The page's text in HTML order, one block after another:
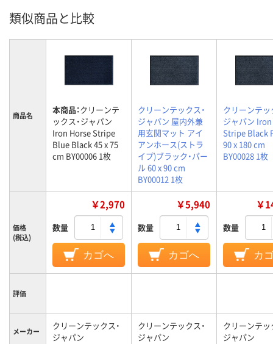
類似商品と比較
商品名 本商品：クリーンテ
ックス・ジャパン
Iron Horse Stripe
Blue Black 45 x 75
cm BY00006 1枚
クリーンテックス・
ジャパン 屋内外兼
用玄関マット アイ
アンホース(ストラ
イプ)ブラック・パー
ル 60 x 90 cm
BY00012 1枚
クリーンテッ
ジャパン
Stripe Black
90 x 180 cm
BY00028 1枚
価格
(税込)
￥2,970
数量
カゴへ
￥5,940
数量
カゴへ
￥
数量
カ
評価
メーカー
クリーンテックス・
ジャパン
クリーンテックス・
ジャパン
クリーンテッ
ジャパン